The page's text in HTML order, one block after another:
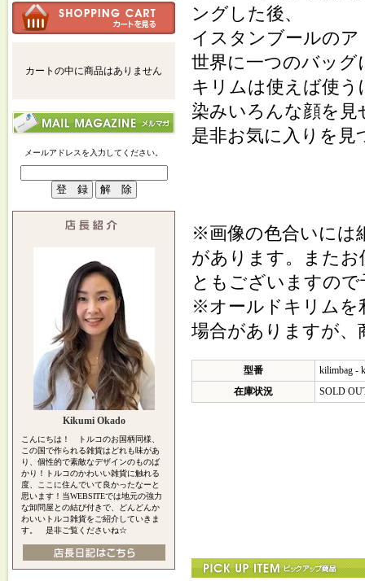
カートの中に商品はありません
メールアドレスを入力してください。
Kikumi Okado
こんにちは！ トルコのお国柄同様、
この国で作られる雑貨はどれも味があ
り、個性的で素敵なデザインのものば
かり！トルコのかわいい雑貨に触れる
度、ここに住んでいて良かったなーと
思います！当WEBSITEでは地元の強力
な卸問屋との結び付きで、どんどんか
わいいトルコ雑貨をご紹介していきま
す。 是非ご覧くださいね☆
ングした後、
イスタンブールの
世界に一つのバッ
キリムは使えば使
染みいろんな顔を
是非お気に入りを
※画像の色合いには
があります。また
ともございますの
※オールドキリムを
場合がありますが、
型番
kilimbag -
在庫状況
SOLD